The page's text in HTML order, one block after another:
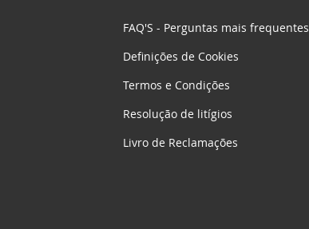
FAQ'S - Perguntas mais frequentes
Definições de Cookies
Termos e Condições
Resolução de litígios
Livro de Reclamações